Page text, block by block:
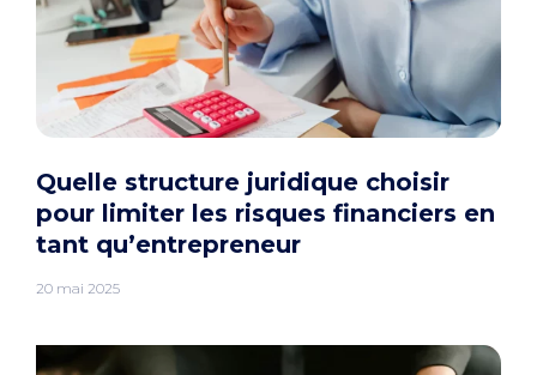
Quelle structure juridique choisir
pour limiter les risques financiers en
tant qu’entrepreneur
20 mai 2025